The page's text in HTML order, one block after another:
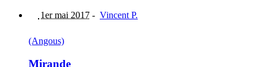
1er mai 2017 - Vincent P.
(Angous)
Mirande